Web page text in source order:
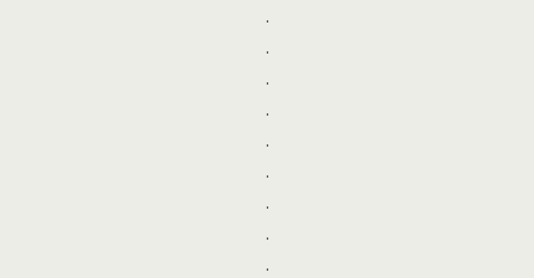
.
.
.
.
.
.
.
.
.